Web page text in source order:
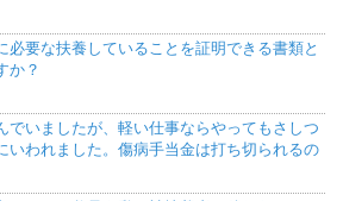
必要な扶養していることを証明できる書類と
か？
でいましたが、軽い仕事ならやってもさしつ
いわれました。傷病手当金は打ち切られるの